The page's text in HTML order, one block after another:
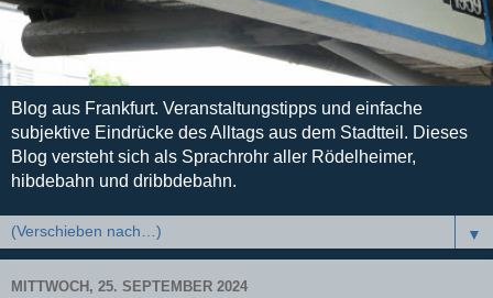
Blog aus Frankfurt. Veranstaltungstipps und einfache
subjektive Eindrücke des Alltags aus dem Stadtteil. Dieses
Blog versteht sich als Sprachrohr aller Rödelheimer,
hibdebahn und dribbdebahn.
▼
MITTWOCH, 25. SEPTEMBER 2024